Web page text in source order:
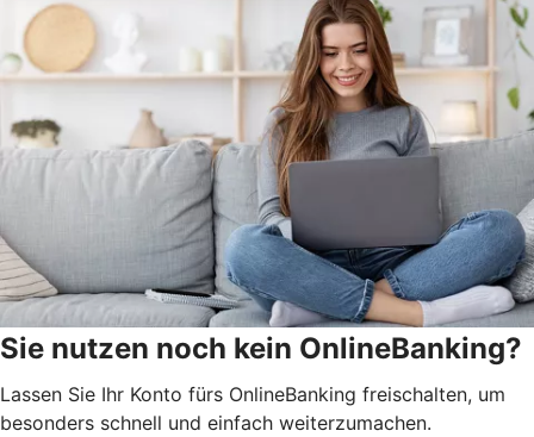
Sie nutzen noch kein OnlineBanking?
Lassen Sie Ihr Konto fürs OnlineBanking freischalten, um
besonders schnell und einfach weiterzumachen.